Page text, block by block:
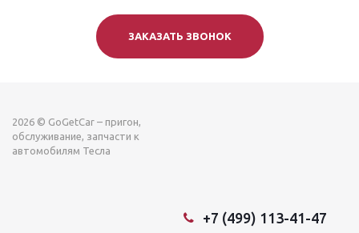
2026 © GoGetCar – пригон,
обслуживание, запчасти к
автомобилям Тесла
+7 (499) 113-41-47